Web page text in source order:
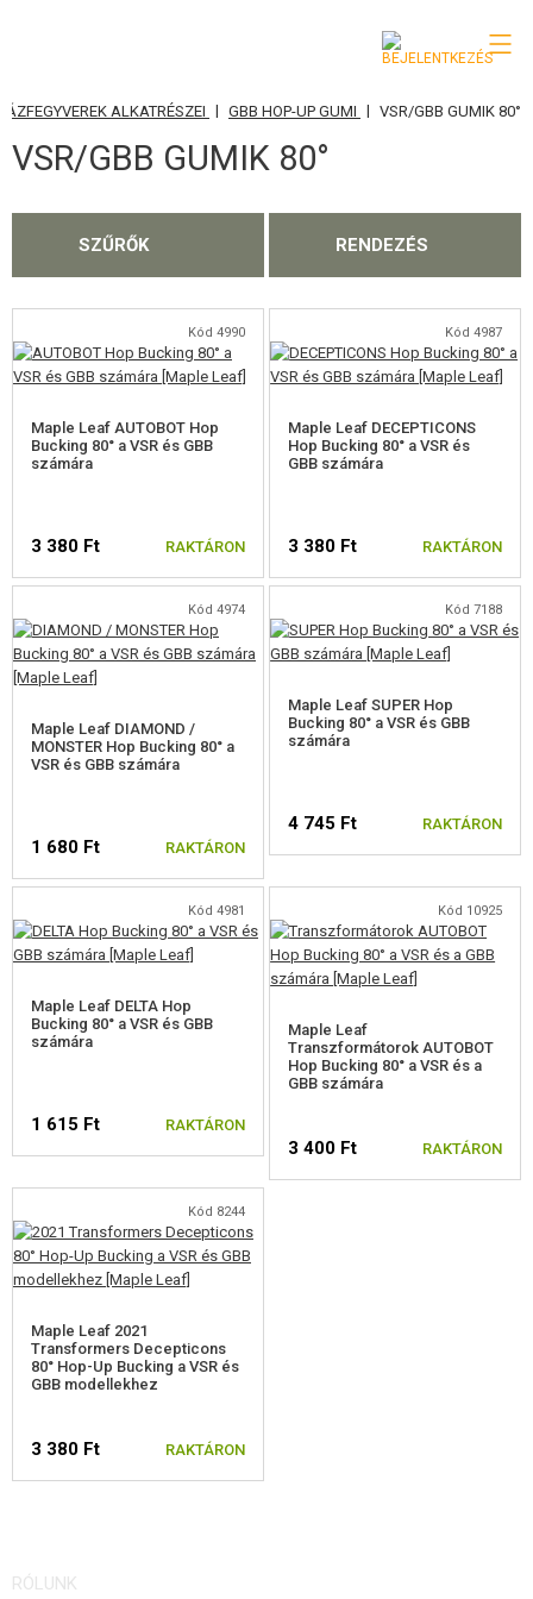
KATEGÓRIA
AIRSOFT FEGYVEREK
GRÁNÁTVETŐK, GRÁNÁTOK
AKKUMULÁTOROK, TÖLTŐK
TÁRAK
FELSZERELÉS, EGYENRUHA, TOKOK
RÁDIÓS, FEJHALLGATÓ, KAMERÁK
PÓTALKATRÉSZEK FEGYVEREKHEZ
ELEKTROMOS FEGYVEREKHEZ - KÜLSŐ
A MESTERLÖVÉSZ PUSKÁNAK RÉSZEI
GÁZFEGYVEREK ALKATRÉSZEI
GLOCK ALKATRÉSZEK, 1799
AAP-01 ALKATRÉSZEK
A M&P,XDM-HEZ
A CZ-HOZ
APS ACP601 ALKATRÉSZEK
WE M4/M16, HK416 ALKATRÉSZEK
ALKATRÉSZEI | GBB HOP-UP GUMI | VSR/GBB GUMIK 80°
VSR/GBB GUMIK 80°
SZŰRŐK RENDEZÉS
Kód 4990
Maple Leaf AUTOBOT Hop
Bucking 80° a VSR és GBB
számára
3 380 Ft RAKTÁRON
Kód 4987
Maple Leaf DECEPTICONS
Hop Bucking 80° a VSR és
GBB számára
3 380 Ft RAKTÁRON
Kód 4974
Maple Leaf DIAMOND /
MONSTER Hop Bucking 80° a
VSR és GBB számára
1 680 Ft RAKTÁRON
Kód 7188
Maple Leaf SUPER Hop
Bucking 80° a VSR és GBB
számára
4 745 Ft RAKTÁRON
Kód 4981
Maple Leaf DELTA Hop
Bucking 80° a VSR és GBB
számára
1 615 Ft RAKTÁRON
Kód 10925
Maple Leaf
Transzformátorok AUTOBOT
Hop Bucking 80° a VSR és a
GBB számára
3 400 Ft RAKTÁRON
Kód 8244
Maple Leaf 2021
Transformers Decepticons
80° Hop-Up Bucking a VSR és
GBB modellekhez
3 380 Ft RAKTÁRON
RÓLUNK